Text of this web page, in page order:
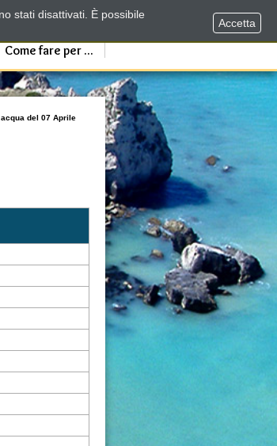
Come fare per ...
del 07 Aprile
stati disattivati. È possibile
Accetta